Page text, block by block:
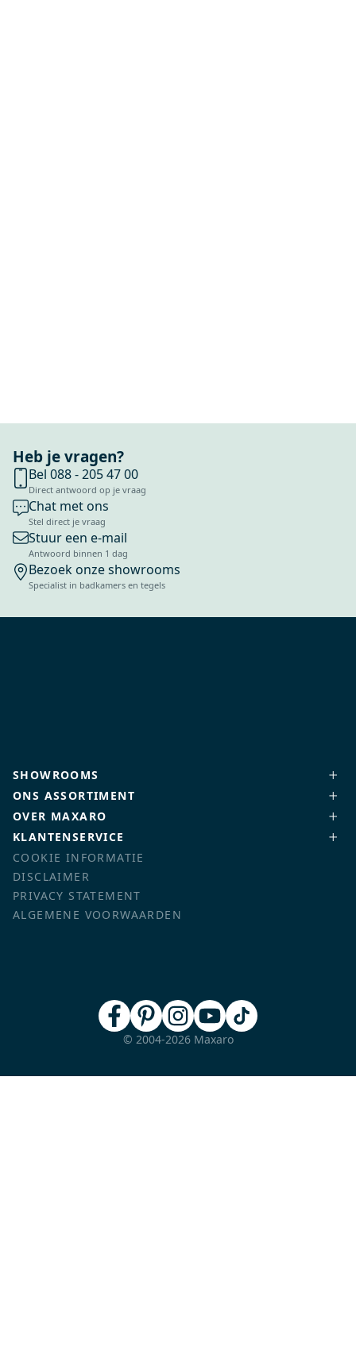
Heb je vragen?
Bel 088 - 205 47 00
Direct antwoord op je vraag
Chat met ons
Stel direct je vraag
Stuur een e-mail
Antwoord binnen 1 dag
Bezoek onze showrooms
Specialist in badkamers en tegels
SHOWROOMS
ONS ASSORTIMENT
OVER MAXARO
KLANTENSERVICE
COOKIE INFORMATIE
DISCLAIMER
PRIVACY STATEMENT
ALGEMENE VOORWAARDEN
© 2004-2026 Maxaro